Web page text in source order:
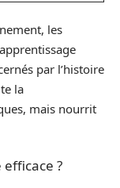
les
par l’histoire
la
mais nourrit
?